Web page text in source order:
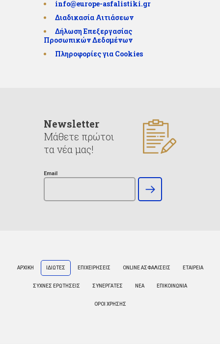
info@europe-asfalistiki.gr
Διαδικασία Αιτιάσεων
Δήλωση Επεξεργασίας
Προσωπικών Δεδομένων
Πληροφορίες για Cookies
Newsletter
Μάθετε πρώτοι
τα νέα μας!
Email
ΑΡΧΙΚΗ ΙΔΙΩΤΕΣ ΕΠΙΧΕΙΡΗΣΕΙΣ ONLINE ΑΣΦΑΛΙΣΕΙΣ ΕΤΑΙΡΕΙΑ
ΣΥΧΝΕΣ ΕΡΩΤΗΣΕΙΣ ΣΥΝΕΡΓΑΤΕΣ ΝΕΑ ΕΠΙΚΟΙΝΩΝΙΑ
ΟΡΟΙ ΧΡΗΣΗΣ